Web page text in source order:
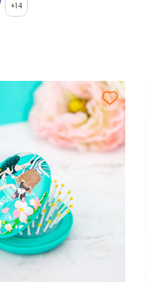
+14